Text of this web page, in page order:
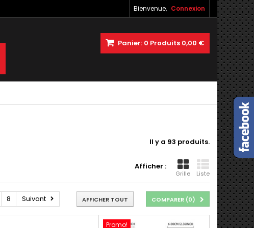
Bienvenue, Connexion
Panier: 0 Produits 0,00 €
Il y a 93 produits.
Afficher :
Grille Liste
COMPARER (0)
8 Suivant AFFICHER TOUT
Promo!